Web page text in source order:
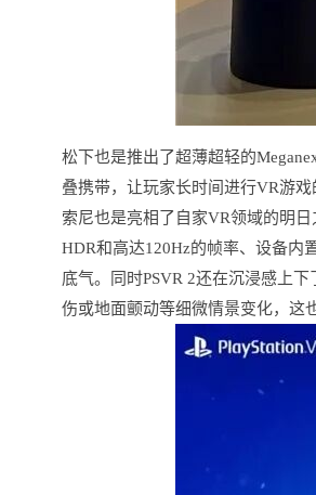
松下也是推出了超薄超轻的
叠携带，让玩家长时间进行VR游戏
索尼也是亮相了自家VR领域的明
HDR和高达120Hz的帧率、设备内
底气。同时PSVR 2还在沉浸感上
伤或地面颤动等细微情景变化，这